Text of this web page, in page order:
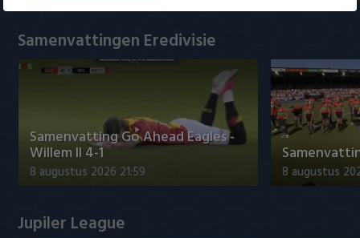
Samenvattingen Eredivisie
Samenvatting Go Ahead Eagles -
Willem II 4-1
8 augustus 2026 21:59 8 augustus
Jupiler League